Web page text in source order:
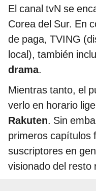
El canal tvN se
Corea del Sur. En
de paga, TVING
local), también
drama.
Mientras tanto, el
verlo en horario
Rakuten. Sin
primeros capítulos
suscriptores en
visionado del